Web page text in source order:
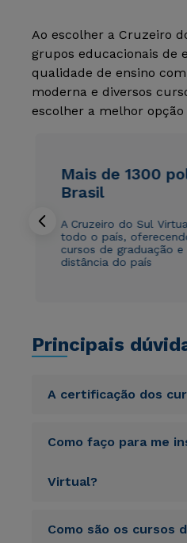
Ao escolher a Cruzeiro
grupos educacionais de
qualidade de ensino
moderna e diversos
escolher a melhor
Mais de 1300
Brasil
A Cruzeiro do Sul
todo o país,
cursos de graduação
distância do país
Principais
A certificação dos
totam rem aperiam,
consequuntur magni
Como faço para me
Virtual?
totam rem aperiam,
Como são os cursos